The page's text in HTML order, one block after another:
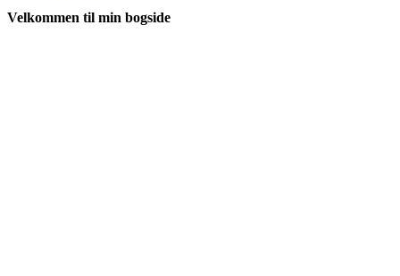
Velkommen til min bogside